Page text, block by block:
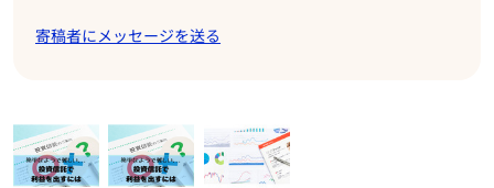
寄稿者にメッセージを送る